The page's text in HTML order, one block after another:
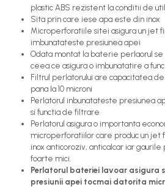
plastic ABS rezistent la conditii de
Sita prin care iese apa este din inox
Microperforatiile sitei asigura un jet
imbunatateste presiunea apei
Odata montat la baterie perlaorul
ceea ce asigura o imbunatatire a
Filtrul perlatorului are capacitatea
pana la 10 microni
Perlatorul inbunatateste presiunea
si functia de filtrare
Perlatorul asigura o importanta
microperforatiilor care produc un jet
inox anticoroziv, anticalcar iar gaurile
foarte mici.
Perlatorul bateriei lavoar asigura
presiunii apei tocmai datorita